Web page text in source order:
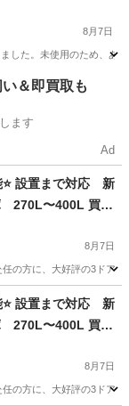
8月7日
した。未使用のため、
トサンダー
＆即買取も
ます
Ad
⭐️ 設置まで対応 新
〜400L 買い
8月7日
方に、大好評の3ドア
⭐️ 設置まで対応 新
〜400L 買い
8月7日
方に、大好評の3ドア